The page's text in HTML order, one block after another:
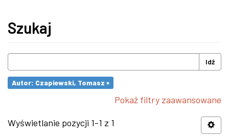
Szukaj
Idź
Autor: Czapiewski, Tomasz ×
Pokaż filtry zaawansowane
Wyświetlanie pozycji 1-1 z 1